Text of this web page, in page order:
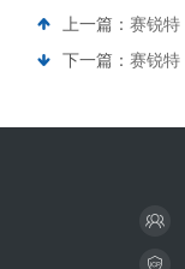
上一篇： 赛锐特
下一篇： 赛锐特